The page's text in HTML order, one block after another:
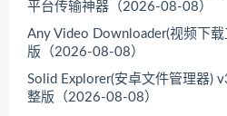
平台传输神器（2026-08-08）
Any Video Downloader(视频下
版（2026-08-08）
Solid Explorer(安卓文件管理器)
整版（2026-08-08）